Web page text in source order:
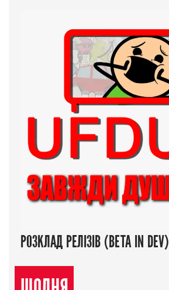
РОЗКЛАД РЕЛІЗІВ (BETA IN DEV)